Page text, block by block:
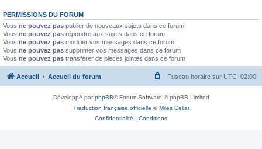
PERMISSIONS DU FORUM
Vous ne pouvez pas publier de nouveaux sujets dans ce forum
Vous ne pouvez pas répondre aux sujets dans ce forum
Vous ne pouvez pas modifier vos messages dans ce forum
Vous ne pouvez pas supprimer vos messages dans ce forum
Vous ne pouvez pas transférer de pièces jointes dans ce forum
Accueil Accueil du forum Fuseau horaire sur UTC+02:00
Développé parphpBB® Forum Software © phpBB Limited
Traduction française officielle ©Miles Cellar
Confidentialité | Conditions